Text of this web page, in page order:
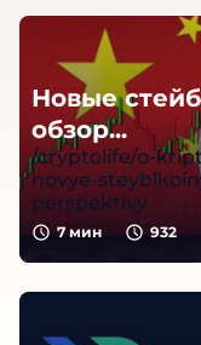
Новые
обзор...
/cryptolife/o-
novye-
perspektivy
7 мин 932